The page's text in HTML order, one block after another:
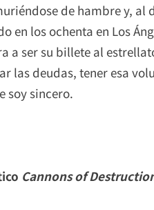
de hambre y, al
en los ochenta en Los
a ser su billete al
las deudas, tener esa
soy sincero.
Cannons of